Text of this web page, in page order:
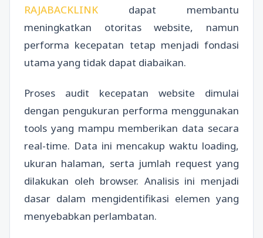
RAJABACKLINK dapat membantu
meningkatkan otoritas website, namun
performa kecepatan tetap menjadi fondasi
utama yang tidak dapat diabaikan.
Proses audit kecepatan website dimulai
dengan pengukuran performa menggunakan
tools yang mampu memberikan data secara
real-time. Data ini mencakup waktu loading,
ukuran halaman, serta jumlah request yang
dilakukan oleh browser. Analisis ini menjadi
dasar dalam mengidentifikasi elemen yang
menyebabkan perlambatan.